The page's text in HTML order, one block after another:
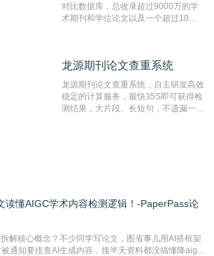
对比数据库，总收录超过9000万的学
术期刊和学位论文以及一个超过10亿
对，利用指纹索引快速而精准地在云检
有相似的片段，该项技术检测速度快、
准确率高，市场反映良好。
龙源期刊论文查重系统
龙源期刊论文查重系统，自主研发高效
稳定的计算服务，最快35S即可获得检
测结果，大片段、长短句，不遗漏一处
读懂AIGC学术内容检测逻辑！-PaperPass论
解核心概念？不少同学写论文，图省事儿用AI搭框架
通知要排查AI生成内容，搜半天资料都没搞懂降aigc